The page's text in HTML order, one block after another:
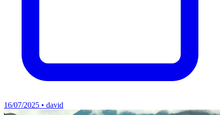
16/07/2025 • david